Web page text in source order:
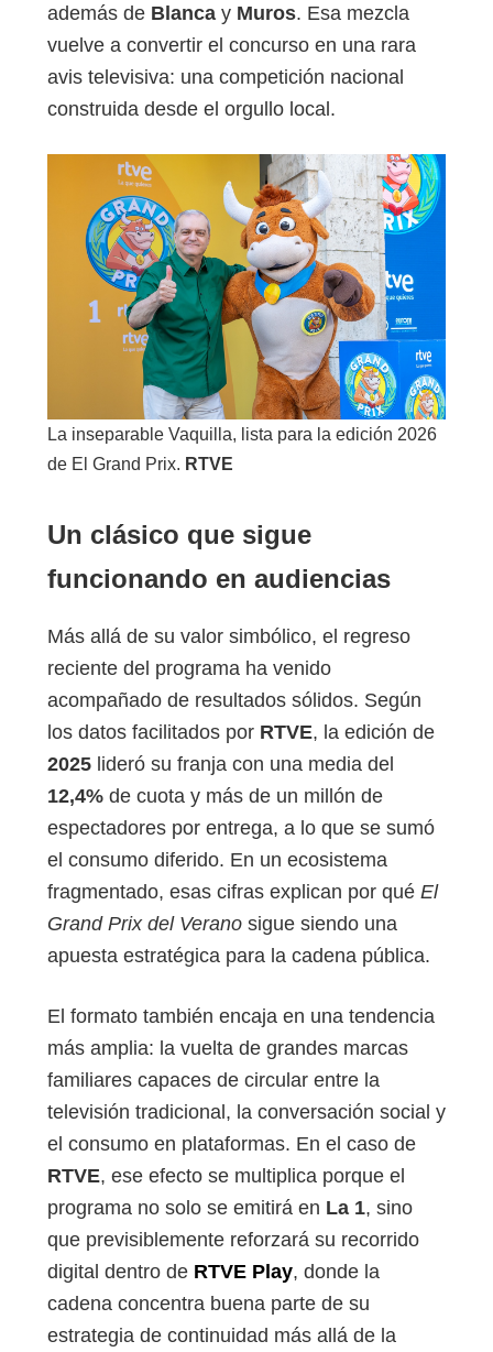
además de Blanca y Muros. Esa mezcla
vuelve a convertir el concurso en una rara
avis televisiva: una competición nacional
construida desde el orgullo local.
La inseparable Vaquilla, lista para la edición 2026
de El Grand Prix. RTVE
Un clásico que sigue
funcionando en audiencias
Más allá de su valor simbólico, el regreso
reciente del programa ha venido
acompañado de resultados sólidos. Según
los datos facilitados por RTVE, la edición de
2025 lideró su franja con una media del
12,4% de cuota y más de un millón de
espectadores por entrega, a lo que se sumó
el consumo diferido. En un ecosistema
fragmentado, esas cifras explican por qué El
Grand Prix del Verano sigue siendo una
apuesta estratégica para la cadena pública.
El formato también encaja en una tendencia
más amplia: la vuelta de grandes marcas
familiares capaces de circular entre la
televisión tradicional, la conversación social y
el consumo en plataformas. En el caso de
RTVE, ese efecto se multiplica porque el
programa no solo se emitirá en La 1, sino
que previsiblemente reforzará su recorrido
digital dentro de RTVE Play, donde la
cadena concentra buena parte de su
estrategia de continuidad más allá de la